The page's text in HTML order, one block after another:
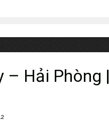
– Hải Phòng |